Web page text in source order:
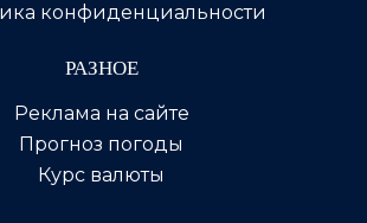
конфиденциальности
РАЗНОЕ
Реклама на сайте
Прогноз погоды
Курс валюты